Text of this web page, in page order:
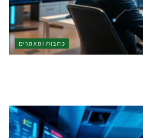
כתבות ומאמרים